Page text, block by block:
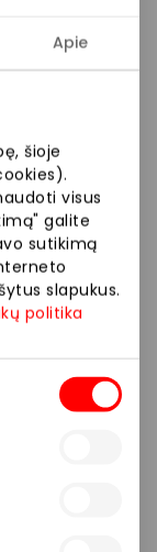
Apie
šioje
visus
galite
sutikimą
slapukus.
politika